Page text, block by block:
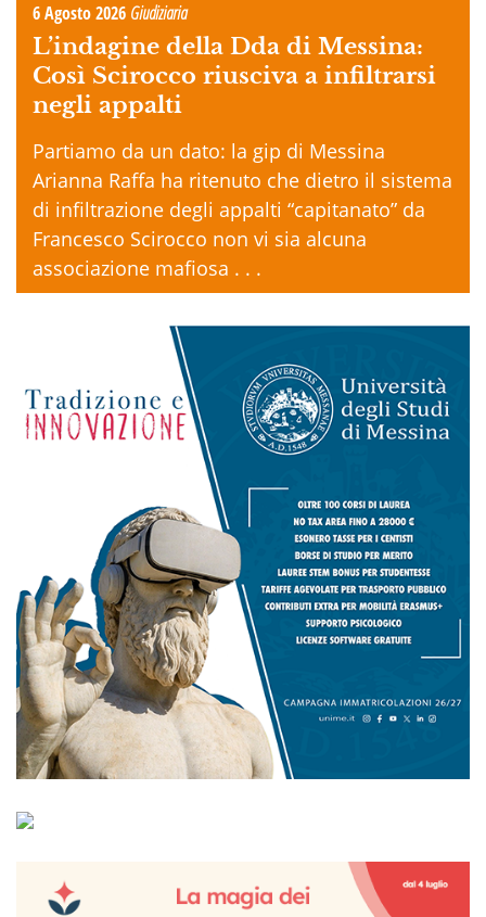
6 Agosto 2026 Giudiziaria
L’indagine della Dda di Messina:
Così Scirocco riusciva a infiltrarsi
negli appalti
Partiamo da un dato: la gip di Messina
Arianna Raffa ha ritenuto che dietro il sistema
di infiltrazione degli appalti “capitanato” da
Francesco Scirocco non vi sia alcuna
associazione mafiosa . . .